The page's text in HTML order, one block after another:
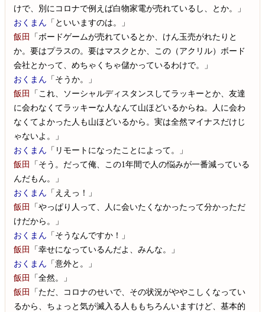
けで、別にコロナで例えば白物家電が売れているし、とか。」
おくまん 「といいますのは。」
飯田
「ボードゲームが売れているとか、けん玉売がれたりと
か。要はプラスの。要はマスクとか、この（アクリル）ボード
会社とかって、めちゃくちゃ儲かっているわけで。」
おくまん 「そうか。」
飯田
「これ、ソーシャルディスタンスしてラッキーとか、友達
に会わなくてラッキーな人なんて山ほどいるからね。人に会わ
なくてよかった人も山ほどいるから。実は全然マイナスだけじ
ゃないよ。」
おくまん 「リモートになったことによって。」
飯田
「そう。だって俺、この1年間で人の悩みが一番減っている
んだもん。」
おくまん 「ええっ！」
飯田
「やっぱり人って、人に会いたくなかったって分かっただ
けだから。」
おくまん 「そうなんですか！」
飯田
「幸せになっているんだよ、みんな。」
おくまん 「意外と。」
飯田
「全然。」
飯田
「ただ、コロナのせいで、その状況がややこしくなってい
るから、ちょっと気が滅入る人ももちろんいますけど、基本的